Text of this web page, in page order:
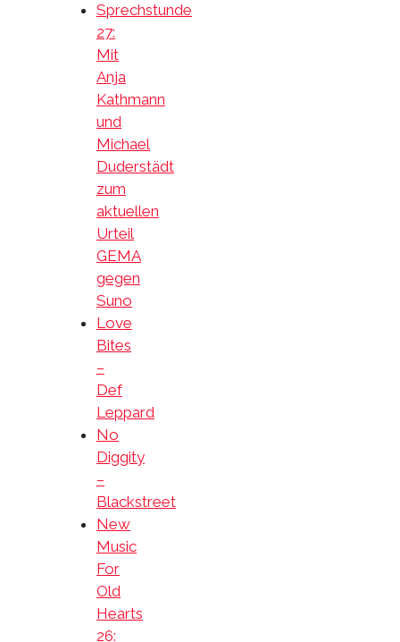
Sprechstunde
27:
Mit
Anja
Kathmann
und
Michael
Duderstädt
zum
aktuellen
Urteil
GEMA
gegen
Suno
Love
Bites
–
Def
Leppard
No
Diggity
–
Blackstreet
New
Music
For
Old
Hearts
26: